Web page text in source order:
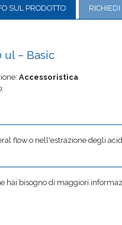
SUL PRODOTTO
– Basic
Accessoristica
flow o nell'estrazione degli
hai bisogno di maggiori